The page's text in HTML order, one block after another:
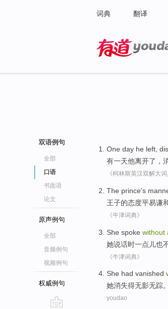
词典 翻译
双语例句
全部
口语
书面语
论文
原声例句
全部
音频例句
视频例句
权威例句
One day he left
有一天他离开了 ，
《柯林斯英汉双解大词
The prince's
王子的态度平易谦
《牛津词典》
She spoke without
她说话时一点儿也
《牛津词典》
She had vanished
她消失得无影无踪。
youdao